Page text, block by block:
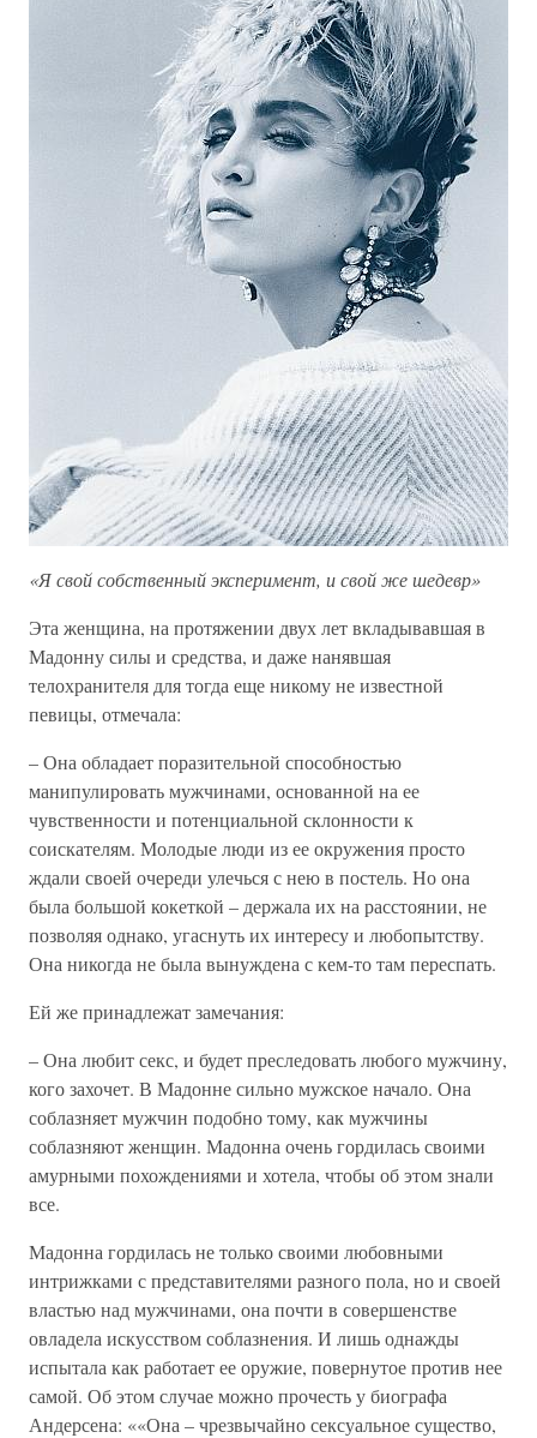
«Я свой собственный эксперимент, и свой же шедевр»
Эта женщина, на протяжении двух лет вкладывавшая в
Мадонну силы и средства, и даже нанявшая
телохранителя для тогда еще никому не известной
певицы, отмечала:
– Она обладает поразительной способностью
манипулировать мужчинами, основанной на ее
чувственности и потенциальной склонности к
соискателям. Молодые люди из ее окружения просто
ждали своей очереди улечься с нею в постель. Но она
была большой кокеткой – держала их на расстоянии, не
позволяя однако, угаснуть их интересу и любопытству.
Она никогда не была вынуждена с кем-то там переспать.
Ей же принадлежат замечания:
– Она любит секс, и будет преследовать любого мужчину,
кого захочет. В Мадонне сильно мужское начало. Она
соблазняет мужчин подобно тому, как мужчины
соблазняют женщин. Мадонна очень гордилась своими
амурными похождениями и хотела, чтобы об этом знали
все.
Мадонна гордилась не только своими любовными
интрижками с представителями разного пола, но и своей
властью над мужчинами, она почти в совершенстве
овладела искусством соблазнения. И лишь однажды
испытала как работает ее оружие, повернутое против нее
самой. Об этом случае можно прочесть у биографа
Андерсена: ««Она – чрезвычайно сексуальное существо,